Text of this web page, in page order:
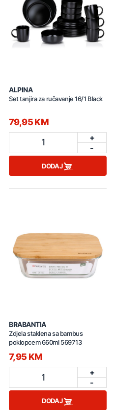
ALPINA
Set tanjira za ručavanje 16/1 Black
79,95 KM
1
+
-
DODAJ
BRABANTIA
Zdjela staklena sa bambus
poklopcem 660ml 569713
7,95 KM
1
+
-
DODAJ